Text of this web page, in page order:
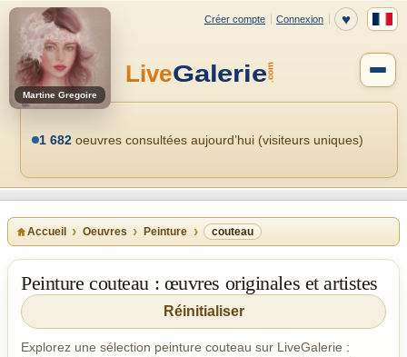
Martine Gregoire
1 682 oeuvres consultées aujourd’hui (visiteurs uniques)
Accueil Oeuvres Peinture couteau
Peinture couteau : œuvres originales et artistes
Réinitialiser
Explorez une sélection peinture couteau sur LiveGalerie :